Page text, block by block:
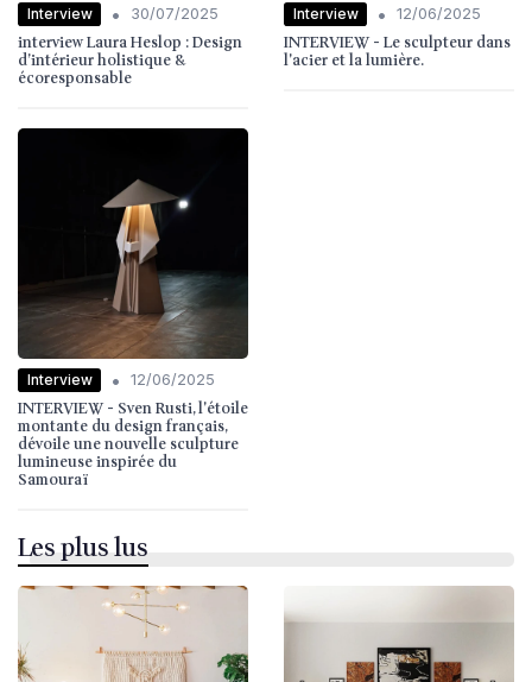
Interview • 30/07/2025
interview Laura Heslop : Design
d’intérieur holistique &
écoresponsable
Interview • 12/06/2025
INTERVIEW - Le sculpteur dans
l'acier et la lumière.
Interview • 12/06/2025
INTERVIEW - Sven Rusti, l'étoile
montante du design français,
dévoile une nouvelle sculpture
lumineuse inspirée du
Samouraï
Les plus lus